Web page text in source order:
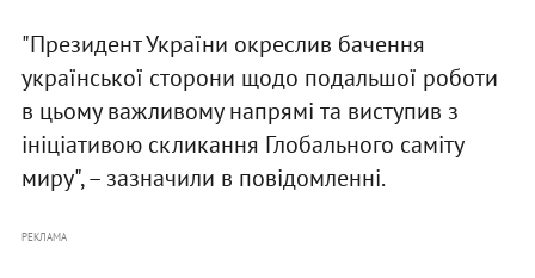
"Президент України окреслив бачення
української сторони щодо подальшої роботи
в цьому важливому напрямі та виступив з
ініціативою скликання Глобального саміту
миру", – зазначили в повідомленні.
РЕКЛАМА